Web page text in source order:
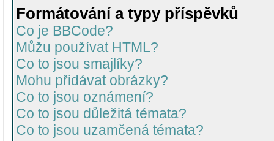
Formátování a typy příspěvků
Co je BBCode?
Můžu používat HTML?
Co to jsou smajlíky?
Mohu přidávat obrázky?
Co to jsou oznámení?
Co to jsou důležitá témata?
Co to jsou uzamčená témata?